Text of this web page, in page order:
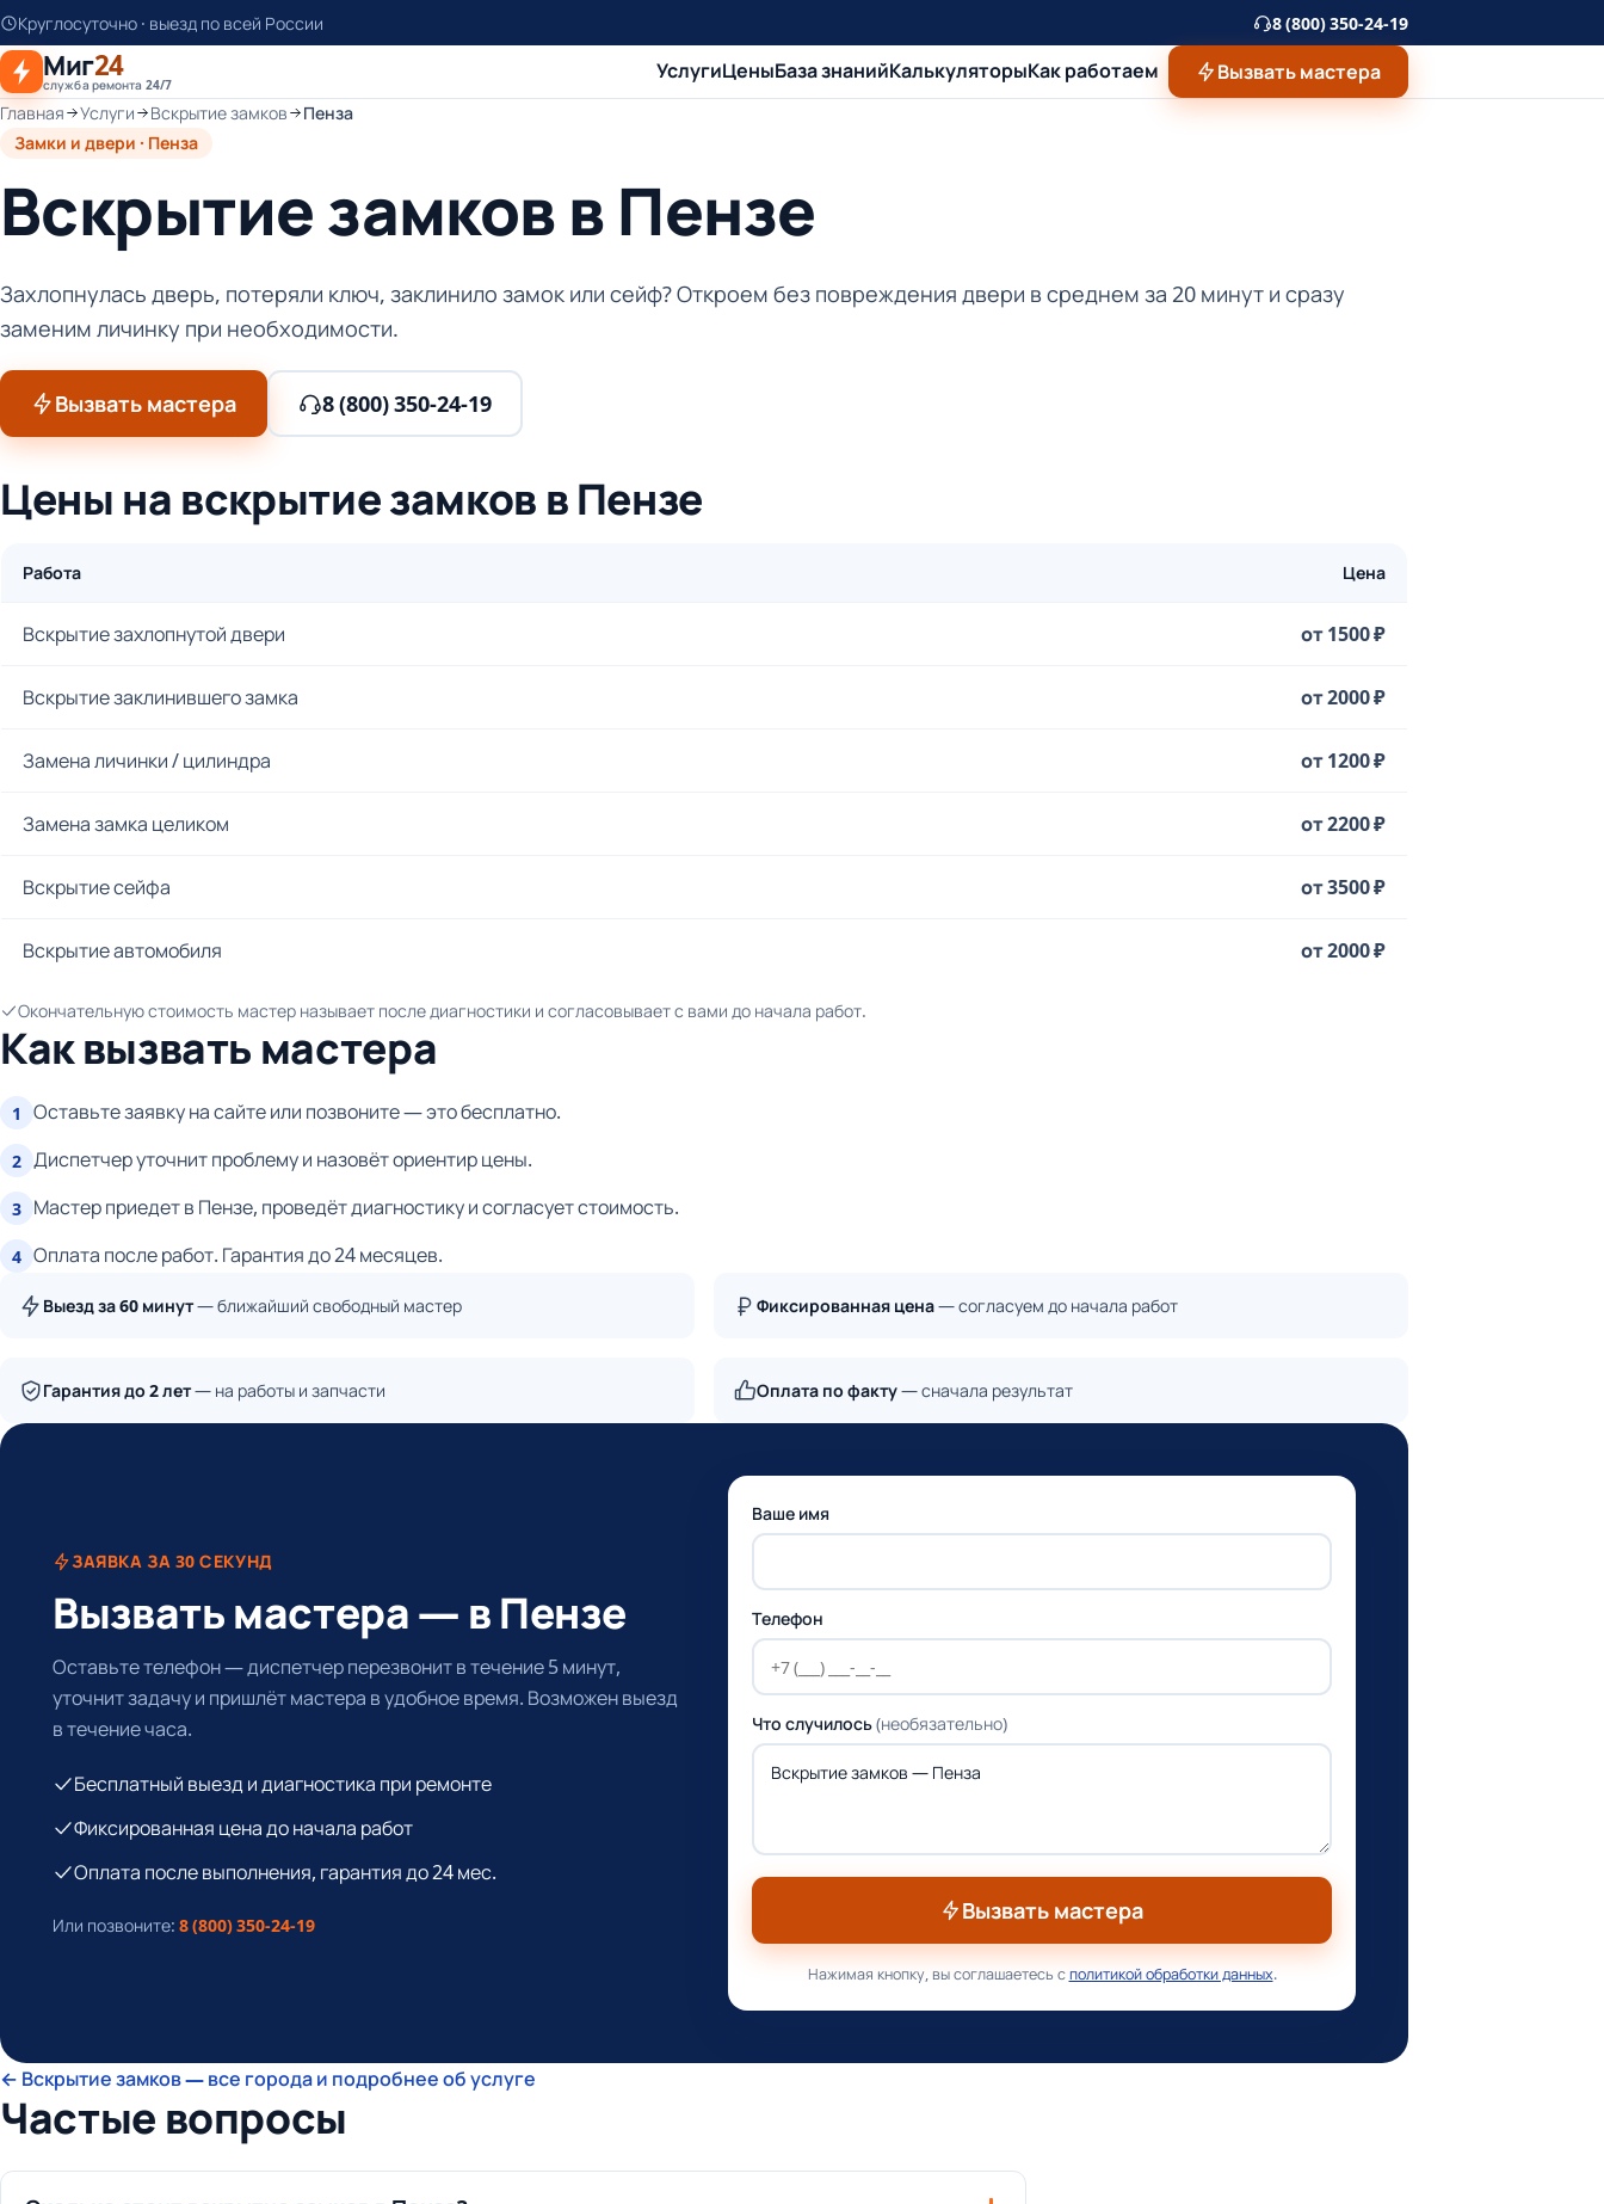
К
основному
контенту
Круглосуточно · выезд по всей России 8 (800) 350-24-19
Миг24
служба ремонта 24/7
УслугиЦеныБаза знанийКалькуляторыКак работаем Вызвать мастера
Главная Услуги Вскрытие замков
Пенза
Замки и двери · Пенза
Вскрытие замков в Пензе
Захлопнулась дверь, потеряли ключ, заклинило замок или сейф? Откроем без повреждения двери в среднем за 20 минут и сразу
заменим личинку при необходимости.
Вызвать мастера 8 (800) 350-24-19
Цены на вскрытие замков в Пензе
Работа Цена
Вскрытие захлопнутой двери от 1500 ₽
Вскрытие заклинившего замка от 2000 ₽
Замена личинки / цилиндра от 1200 ₽
Замена замка целиком от 2200 ₽
Вскрытие сейфа от 3500 ₽
Вскрытие автомобиля от 2000 ₽
Окончательную стоимость мастер называет после диагностики и согласовывает с вами до начала работ.
Как вызвать мастера
1 Оставьте заявку на сайте или позвоните — это бесплатно.
2 Диспетчер уточнит проблему и назовёт ориентир цены.
3 Мастер приедет в Пензе, проведёт диагностику и согласует стоимость.
4 Оплата после работ. Гарантия до 24 месяцев.
Выезд за 60 минут— ближайший свободный мастер Фиксированная цена— согласуем до начала работ
Гарантия до 2 лет— на работы и запчасти Оплата по факту— сначала результат
ЗАЯВКА ЗА 30 СЕКУНД
Вызвать мастера — в Пензе
Оставьте телефон — диспетчер перезвонит в течение 5 минут,
уточнит задачу и пришлёт мастера в удобное время. Возможен выезд
в течение часа.
Бесплатный выезд и диагностика при ремонте
Фиксированная цена до начала работ
Оплата после выполнения, гарантия до 24 мес.
Или позвоните: 8 (800) 350-24-19
Ваше имя
Телефон
Что случилось(необязательно)
Вызвать мастера
Нажимая кнопку, вы соглашаетесь сполитикой обработки данных.
← Вскрытие замков — все города и подробнее об услуге
Частые вопросы